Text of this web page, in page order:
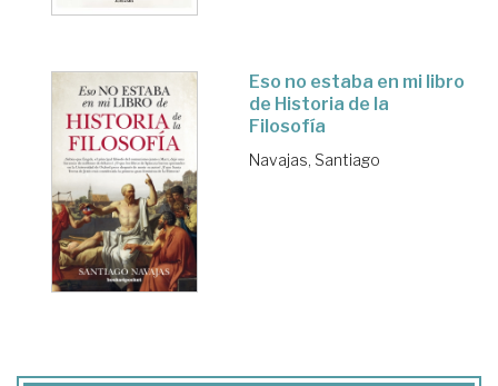
Eso no estaba en mi libro
de Historia de la
Filosofía
Navajas, Santiago